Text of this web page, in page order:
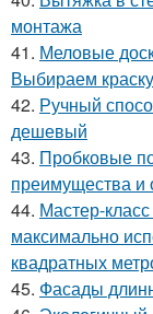
монтажа
41. Меловые
Выбираем краску
42. Ручный
дешевый
43. Пробковые
преимущества и
44. Мастер-
максимально
квадратных
45. Фасады